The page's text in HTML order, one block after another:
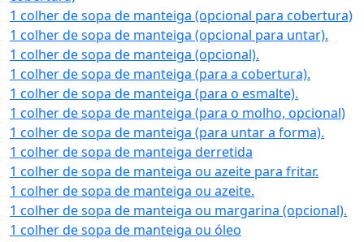
1 colher de sopa de manteiga (opcional para cobertura)
1 colher de sopa de manteiga (opcional para untar).
1 colher de sopa de manteiga (opcional).
1 colher de sopa de manteiga (para a cobertura).
1 colher de sopa de manteiga (para o esmalte).
1 colher de sopa de manteiga (para o molho, opcional)
1 colher de sopa de manteiga (para untar a forma).
1 colher de sopa de manteiga derretida
1 colher de sopa de manteiga ou azeite para fritar.
1 colher de sopa de manteiga ou azeite.
1 colher de sopa de manteiga ou margarina (opcional).
1 colher de sopa de manteiga ou óleo